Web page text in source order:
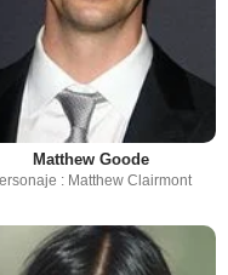
Matthew Goode
: Matthew Clairmont